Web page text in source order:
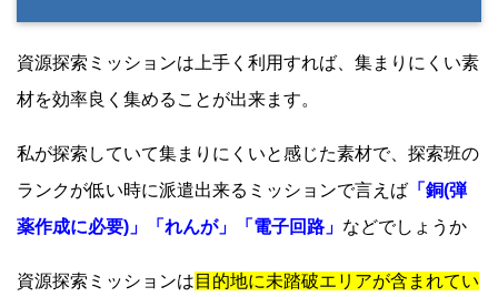
資源探索ミッションは上手く利用すれば、集まりにくい素
材を効率良く集めることが出来ます。
私が探索していて集まりにくいと感じた素材で、探索班の
ランクが低い時に派遣出来るミッションで言えば 「銅(弾
薬作成に必要)」「れんが」「電子回路」 などでしょうか
資源探索ミッションは 目的地に未踏破エリアが含まれてい